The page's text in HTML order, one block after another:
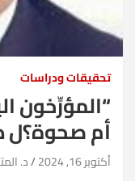
تحقيقات ودراسات
“المؤرِّخون
أم صحوة؟ل
أكتوبر 16, 2024 د.